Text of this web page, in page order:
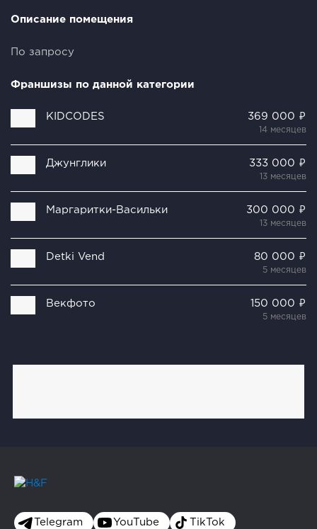
Описание помещения
По запросу
Франшизы по данной категории
KIDCODES 369 000 ₽
14 месяцев
Джунглики 333 000 ₽
13 месяцев
Маргаритки-Васильки 300 000 ₽
13 месяцев
Detki Vend 80 000 ₽
5 месяцев
Векфото 150 000 ₽
5 месяцев
Telegram YouTube TikTok